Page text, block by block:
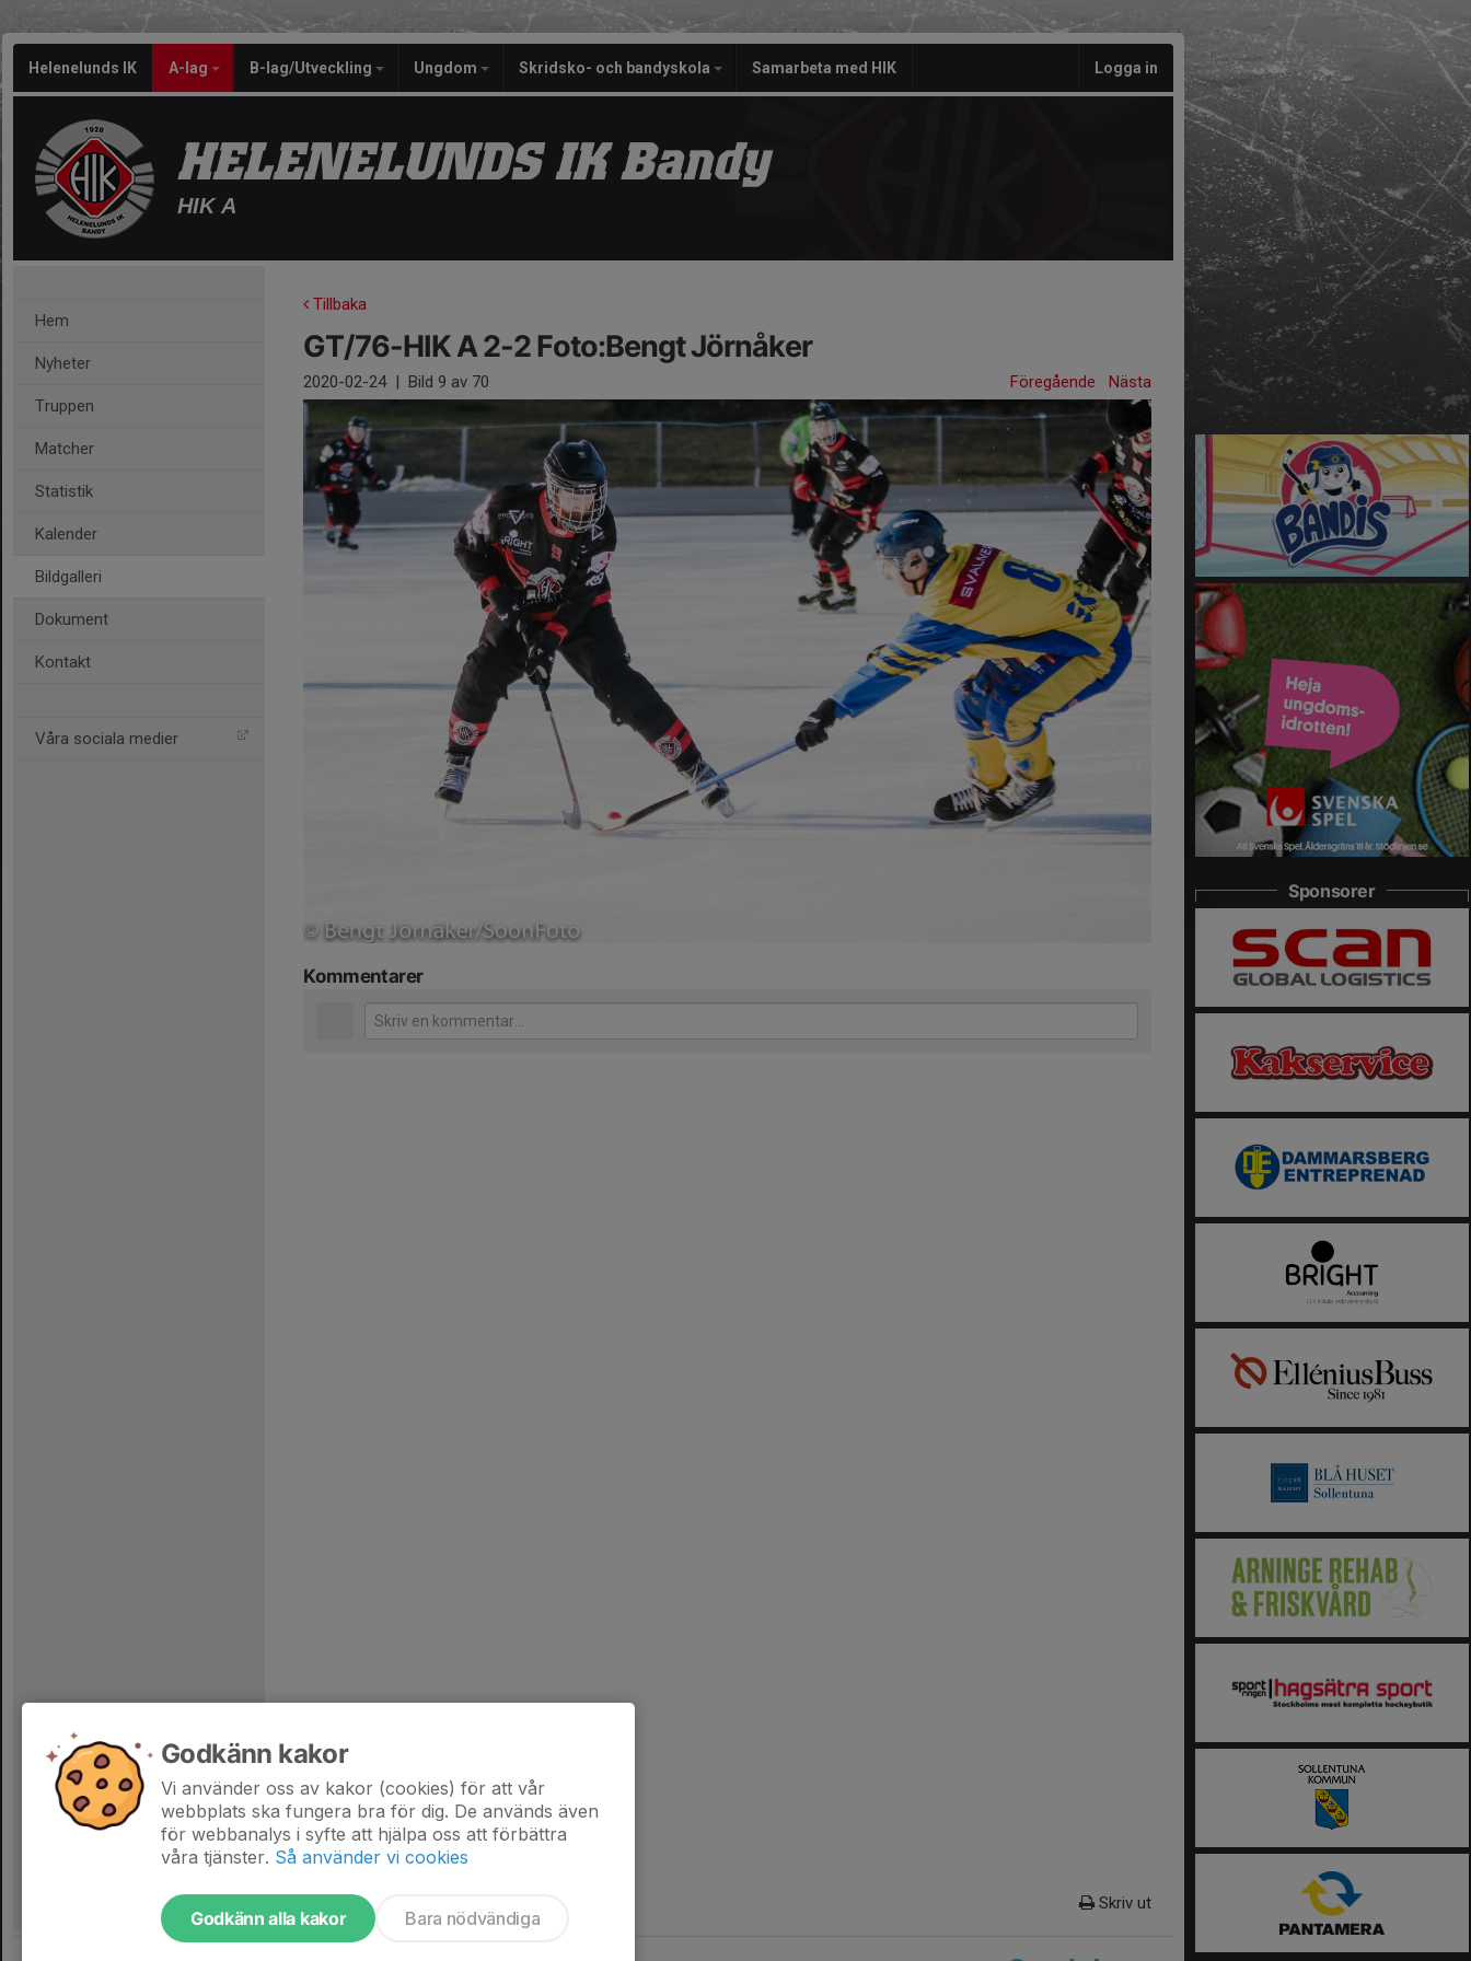
Helenelunds IK A-lag B-lag/Utveckling Ungdom Skridsko- och bandyskola Samarbeta med HIK Logga in
HELENELUNDS IK Bandy
HIK A
Hem
Nyheter
Truppen
Matcher
Statistik
Kalender
Bildgalleri
Dokument
Kontakt
Våra sociala medier
Tillbaka
GT/76-HIK A 2-2 Foto:Bengt Jörnåker
2020-02-24 | Bild 9 av 70 Föregående Nästa
Kommentarer
Skriv ut
Sponsorer
Godkänn kakor
Vi använder oss av kakor (cookies) för att vår
webbplats ska fungera bra för dig. De används även
för webbanalys i syfte att hjälpa oss att förbättra
våra tjänster. Så använder vi cookies
Godkänn alla kakor Bara nödvändiga